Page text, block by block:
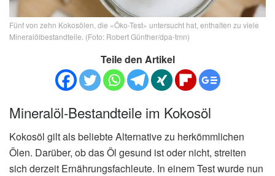
Fünf von zehn Kokosölen, die «Öko-Test» untersucht hat, enthalten zu viele
Mineralölbestandteile. (Foto: Robert Günther/dpa-tmn)
Teile den Artikel
Mineralöl-Bestandteile im Kokosöl
Kokosöl gilt als beliebte Alternative zu herkömmlichen
Ölen. Darüber, ob das Öl gesund ist oder nicht, streiten
sich derzeit Ernährungsfachleute. In einem Test wurde nun